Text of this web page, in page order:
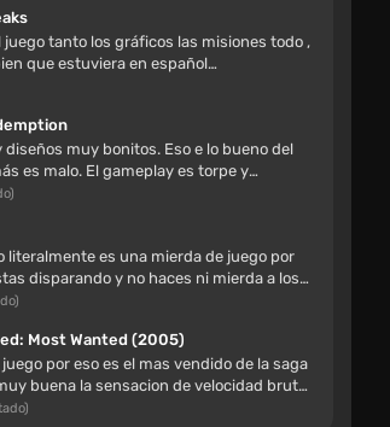
v2.1.0 (0.39.x)
Wethx
(+9) [1.0] [testHawk]
se cierra para mí
(0.38.x)
juego tanto los gráficos las misiones todo ,
que estuviera en español
diseños muy bonitos. Eso e lo bueno del
es malo. El gameplay es torpe y
en se...
literalmente es una mierda de juego por
disparando y no haces ni mierda a los
Most Wanted (2005)
por eso es el mas vendido de la saga
buena la sensacion de velocidad brutal
p...